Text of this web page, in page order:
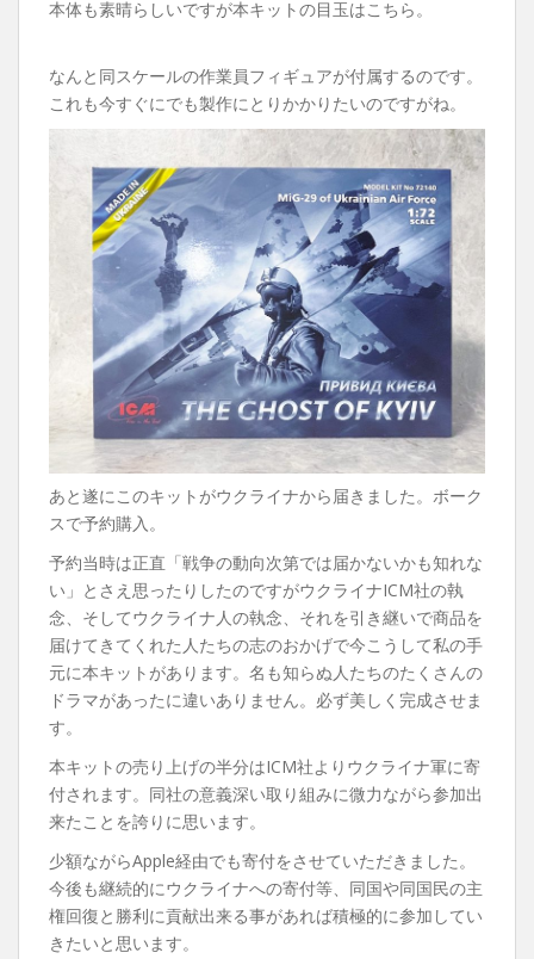
本体も素晴らしいですが本キットの目玉はこちら。
なんと同スケールの作業員フィギュアが付属するのです。
これも今すぐにでも製作にとりかかりたいのですがね。
あと遂にこのキットがウクライナから届きました。ボーク
スで予約購入。
予約当時は正直「戦争の動向次第では届かないかも知れな
い」とさえ思ったりしたのですがウクライナICM社の執
念、そしてウクライナ人の執念、それを引き継いで商品を
届けてきてくれた人たちの志のおかげで今こうして私の手
元に本キットがあります。名も知らぬ人たちのたくさんの
ドラマがあったに違いありません。必ず美しく完成させま
す。
本キットの売り上げの半分はICM社よりウクライナ軍に寄
付されます。同社の意義深い取り組みに微力ながら参加出
来たことを誇りに思います。
少額ながらApple経由でも寄付をさせていただきました。
今後も継続的にウクライナへの寄付等、同国や同国民の主
権回復と勝利に貢献出来る事があれば積極的に参加してい
きたいと思います。